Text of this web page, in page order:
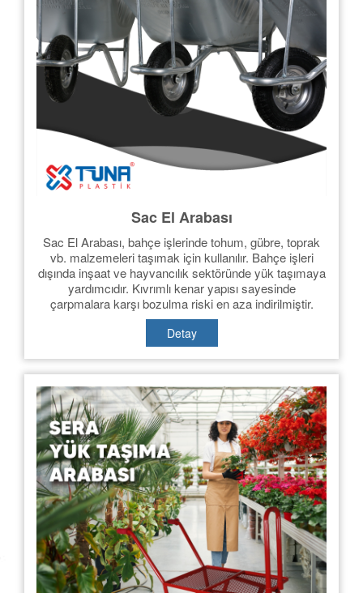
Sac El Arabası
Sac El Arabası, bahçe işlerinde tohum, gübre, toprak
vb. malzemeleri taşımak için kullanılır. Bahçe işleri
dışında inşaat ve hayvancılık sektöründe yük taşımaya
yardımcıdır. Kıvrımlı kenar yapısı sayesinde
çarpmalara karşı bozulma riski en aza indirilmiştir.
Paslanmaz galvaniz sac malzemeden üretilen Sac El
arabası oksitlenmeye ve darbeye dayanıklıdır.
Detay